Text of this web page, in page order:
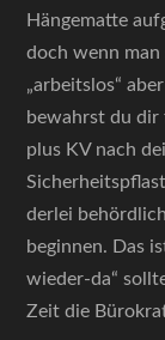
Hängematte
doch wenn
„arbeitslos“
bewahrst du dir
plus KV nach
derlei
beginnen. Das
wieder-da“
Zeit die